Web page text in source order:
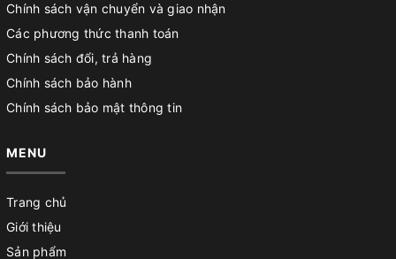
Chính sách vận chuyển và giao nhận
Các phương thức thanh toán
Chính sách đổi, trả hàng
Chính sách bảo hành
Chính sách bảo mật thông tin
MENU
Trang chủ
Giới thiệu
Sản phẩm